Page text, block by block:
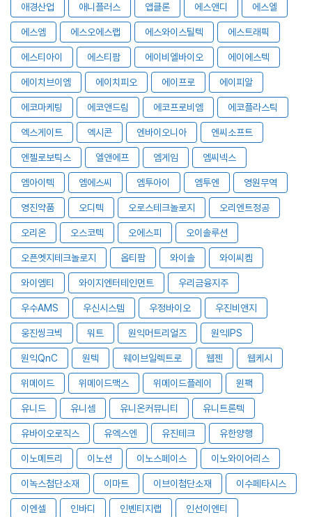
애경산업 애니플러스 앱클론 에스앤디 에스엘
에스엠 에스오에스랩 에스와이스틸텍 에스트래픽
에스티아이 에스티팜 에이비엘바이오 에이에스텍
에이치브이엠 에이치피오 에이프로 에이피알
에코마케팅 에코앤드림 에코프로비엠 에코플라스틱
엑스게이트 엑시콘 엔바이오니아 엔씨소프트
엔젤로보틱스 엘앤에프 엠게임 엠씨넥스
엠아이텍 엠에스씨 엠투아이 엠투엔 영원무역
영진약품 오디텍 오로스테크놀로지 오리엔트정공
오리온 오스코텍 오에스피 오이솔루션
오픈엣지테크놀로지 옵티팜 와이솔 와이씨켐
와이엠티 와이지엔터테인먼트 우리금융지주
우수AMS 우신시스템 우정바이오 우진비앤지
웅진씽크빅 워트 원익머트리얼즈 원익IPS
원익QnC 원텍 웨이브일렉트로 웹젠 웹케시
위메이드 위메이드맥스 위메이드플레이 윈팩
유니드 유니셈 유니온커뮤니티 유니트론텍
유바이오로직스 유엑스엔 유진테크 유한양행
이노메트리 이노션 이노스페이스 이노와이어리스
이녹스첨단소재 이마트 이브이첨단소재 이수페타시스
이엔셀 인바디 인벤티지랩 인선이엔티